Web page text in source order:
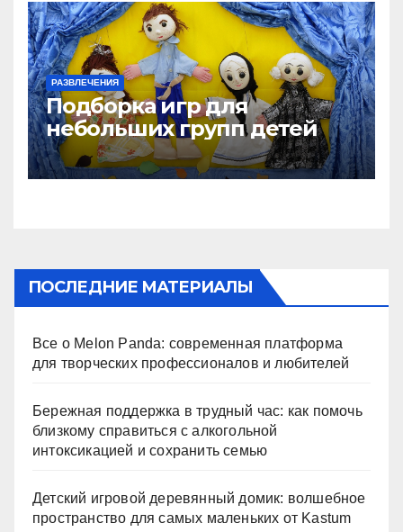
РАЗВЛЕЧЕНИЯ
Подборка игр для
небольших групп детей
ПОСЛЕДНИЕ МАТЕРИАЛЫ
Все о Melon Panda: современная платформа
для творческих профессионалов и любителей
Бережная поддержка в трудный час: как помочь
близкому справиться с алкогольной
интоксикацией и сохранить семью
Детский игровой деревянный домик: волшебное
пространство для самых маленьких от Kastum